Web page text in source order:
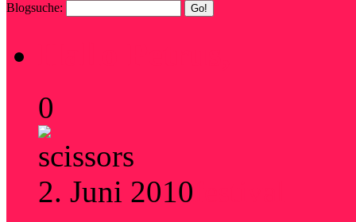
Blogsuche:
0
2. Juni 2010